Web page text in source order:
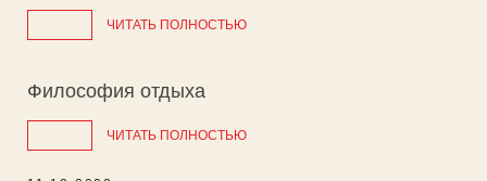
ЧИТАТЬ ПОЛНОСТЬЮ
Философия отдыха
ЧИТАТЬ ПОЛНОСТЬЮ